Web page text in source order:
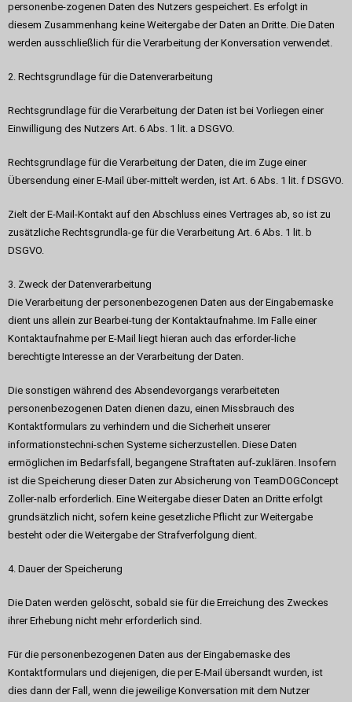
personenbe-zogenen Daten des Nutzers gespeichert. Es erfolgt in
diesem Zusammenhang keine Weitergabe der Daten an Dritte. Die Daten
werden ausschließlich für die Verarbeitung der Konversation verwendet.
2. Rechtsgrundlage für die Datenverarbeitung
Rechtsgrundlage für die Verarbeitung der Daten ist bei Vorliegen einer
Einwilligung des Nutzers Art. 6 Abs. 1 lit. a DSGVO.
Rechtsgrundlage für die Verarbeitung der Daten, die im Zuge einer
Übersendung einer E-Mail über-mittelt werden, ist Art. 6 Abs. 1 lit. f DSGVO.
Zielt der E-Mail-Kontakt auf den Abschluss eines Vertrages ab, so ist zu
zusätzliche Rechtsgrundla-ge für die Verarbeitung Art. 6 Abs. 1 lit. b
DSGVO.
3. Zweck der Datenverarbeitung
Die Verarbeitung der personenbezogenen Daten aus der Eingabemaske
dient uns allein zur Bearbei-tung der Kontaktaufnahme. Im Falle einer
Kontaktaufnahme per E-Mail liegt hieran auch das erforder-liche
berechtigte Interesse an der Verarbeitung der Daten.
Die sonstigen während des Absendevorgangs verarbeiteten
personenbezogenen Daten dienen dazu, einen Missbrauch des
Kontaktformulars zu verhindern und die Sicherheit unserer
informationstechni-schen Systeme sicherzustellen. Diese Daten
ermöglichen im Bedarfsfall, begangene Straftaten auf-zuklären. Insofern
ist die Speicherung dieser Daten zur Absicherung von TeamDOGConcept
Zoller-nalb erforderlich. Eine Weitergabe dieser Daten an Dritte erfolgt
grundsätzlich nicht, sofern keine gesetzliche Pflicht zur Weitergabe
besteht oder die Weitergabe der Strafverfolgung dient.
4. Dauer der Speicherung
Die Daten werden gelöscht, sobald sie für die Erreichung des Zweckes
ihrer Erhebung nicht mehr erforderlich sind.
Für die personenbezogenen Daten aus der Eingabemaske des
Kontaktformulars und diejenigen, die per E-Mail übersandt wurden, ist
dies dann der Fall, wenn die jeweilige Konversation mit dem Nutzer